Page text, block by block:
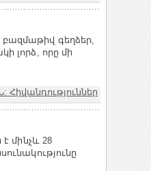
գեղձեր,
լորձ, որը մի
Հիվանդություններ
մինչև 28